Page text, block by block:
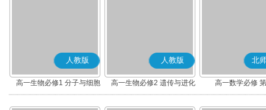
人教版
高一生物必修1 分子与细胞
人教版
高一生物必修2 遗传与进化
北
高一数学必修